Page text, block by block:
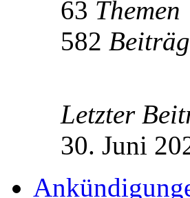
63 Themen
582
Letzter
30. Juni